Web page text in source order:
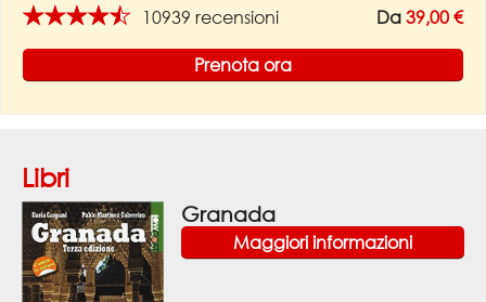
★★★★★ 10939 recensioni Da 39,00 €
Prenota ora
Libri
Granada
Maggiori informazioni